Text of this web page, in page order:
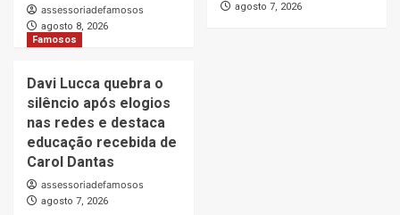
assessoriadefamosos
agosto 8, 2026
agosto 7, 2026
Famosos
Davi Lucca quebra o
silêncio após elogios
nas redes e destaca
educação recebida de
Carol Dantas
assessoriadefamosos
agosto 7, 2026